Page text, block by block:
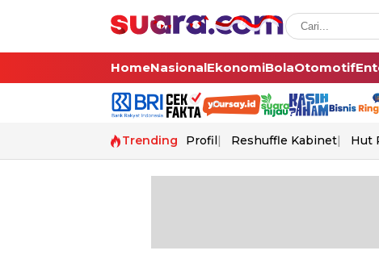
HomeNasionalEkonomiBolaOtomotif
Trending Profil Reshuffle Kabinet Hut